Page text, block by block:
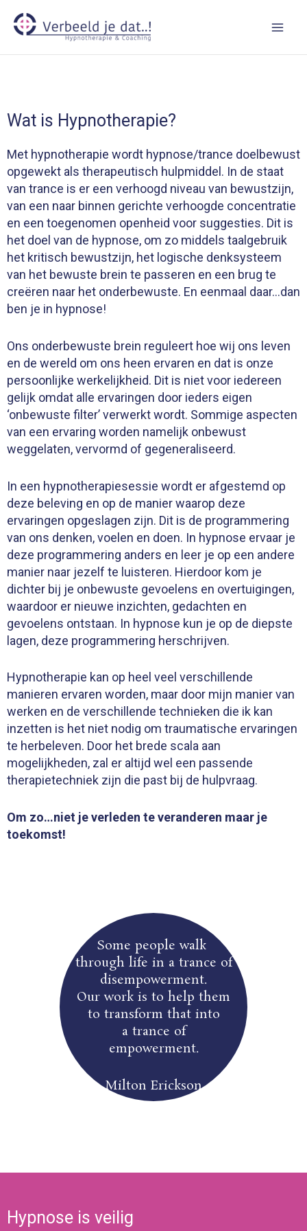
naar
inhoud
Wat is Hypnotherapie?
Met hypnotherapie wordt hypnose/trance doelbewust
opgewekt als therapeutisch hulpmiddel. In de staat
van trance is er een verhoogd niveau van bewustzijn,
van een naar binnen gerichte verhoogde concentratie
en een toegenomen openheid voor suggesties. Dit is
het doel van de hypnose, om zo middels taalgebruik
het kritisch bewustzijn, het logische denksysteem
van het bewuste brein te passeren en een brug te
creëren naar het onderbewuste. En eenmaal daar…dan
ben je in hypnose!
Ons onderbewuste brein reguleert hoe wij ons leven
en de wereld om ons heen ervaren en dat is onze
persoonlijke werkelijkheid. Dit is niet voor iedereen
gelijk omdat alle ervaringen door ieders eigen
‘onbewuste filter’ verwerkt wordt. Sommige aspecten
van een ervaring worden namelijk onbewust
weggelaten, vervormd of gegeneraliseerd.
In een hypnotherapiesessie wordt er afgestemd op
deze beleving en op de manier waarop deze
ervaringen opgeslagen zijn. Dit is de programmering
van ons denken, voelen en doen. In hypnose ervaar je
deze programmering anders en leer je op een andere
manier naar jezelf te luisteren. Hierdoor kom je
dichter bij je onbewuste gevoelens en overtuigingen,
waardoor er nieuwe inzichten, gedachten en
gevoelens ontstaan. In hypnose kun je op de diepste
lagen, deze programmering herschrijven.
Hypnotherapie kan op heel veel verschillende
manieren ervaren worden, maar door mijn manier van
werken en de verschillende technieken die ik kan
inzetten is het niet nodig om traumatische ervaringen
te herbeleven. Door het brede scala aan
mogelijkheden, zal er altijd wel een passende
therapietechniek zijn die past bij de hulpvraag.
Om zo…niet je verleden te veranderen maar je
toekomst!
Some people walk
through life in a trance of
disempowerment.
Our work is to help them
to transform that into
a trance of
empowerment.
– Milton Erickson –
Hypnose is veilig